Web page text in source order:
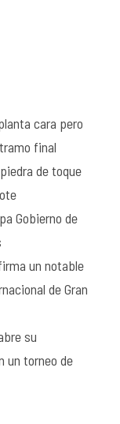
cara pero
final
de toque
Gobierno de
un notable
de Gran
su
un torneo de